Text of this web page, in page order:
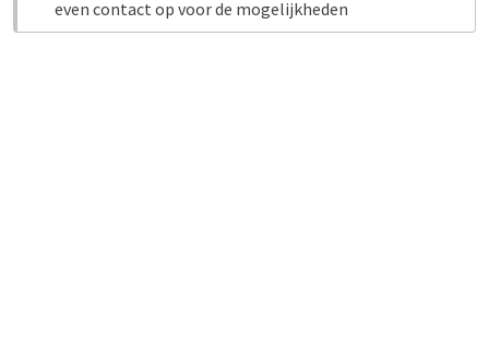
even contact op voor de mogelijkheden